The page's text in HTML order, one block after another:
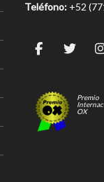
Teléfono: +52
Premio
OX